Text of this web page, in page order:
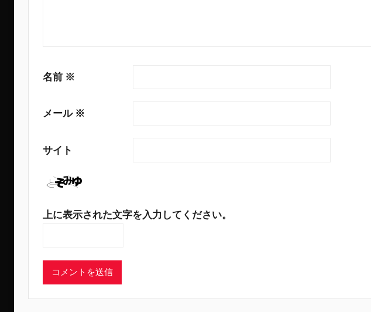
名前 ※
メール ※
サイト
上に表示された文字を入力してください。